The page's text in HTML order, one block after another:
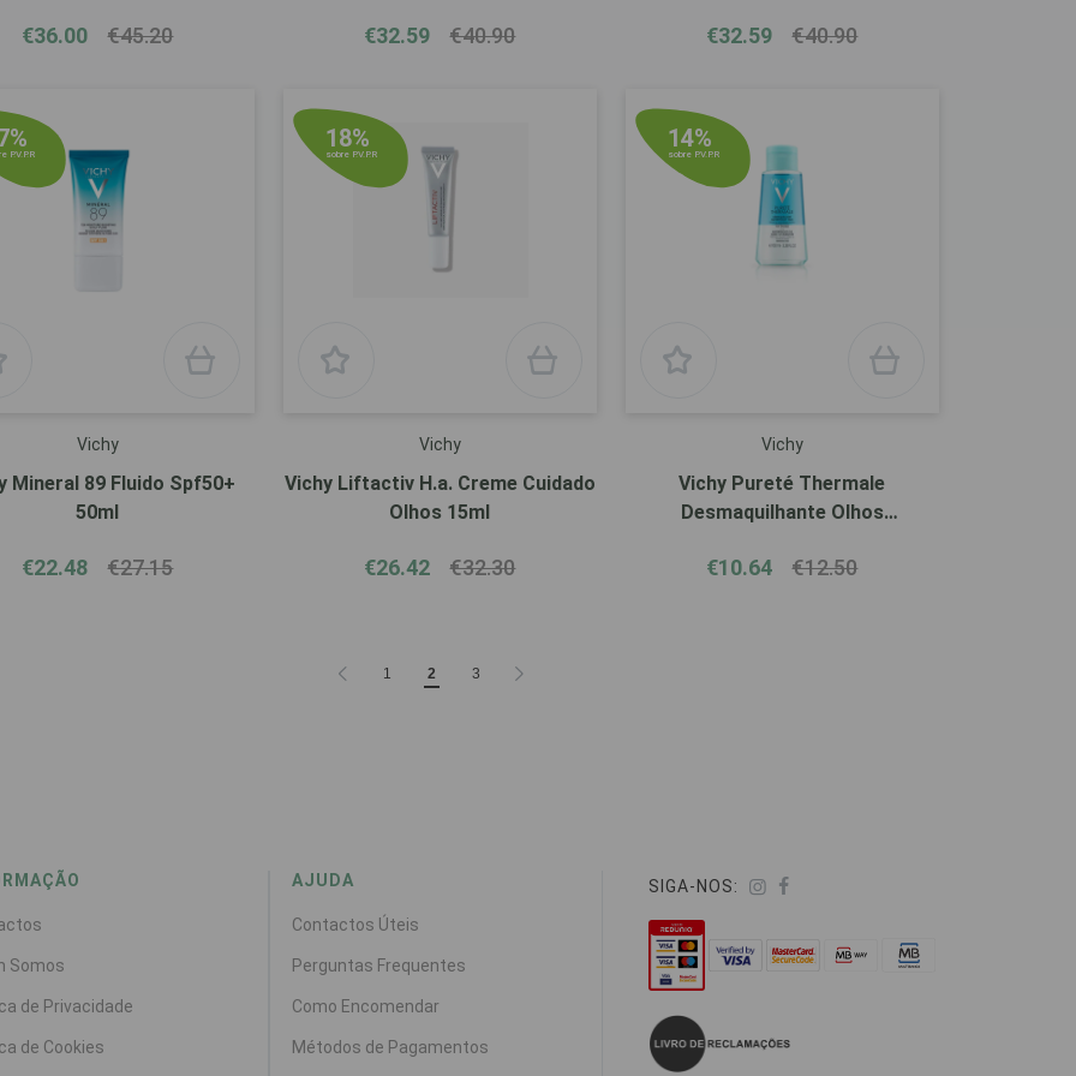
€36.00 €45.20 €32.59 €40.90 €32.59 €40.90
P.V.P.R
Vichy
Mineral 89 Fluido Spf50+
50ml
€22.48 €27.15
18%
sobre P.V.P.R
Vichy
Vichy Liftactiv H.a. Creme Cuidado
Olhos 15ml
€26.42 €32.30
14%
sobre P.V.P.R
Vichy
Vichy Pureté Thermale
Desmaquilhante Olhos
€10.64 €12.50
1 2 3
Somos
de Privacidade
de Cookies
AJUDA
Contactos Úteis
Perguntas Frequentes
Como Encomendar
Métodos de Pagamentos
SIGA-NOS: